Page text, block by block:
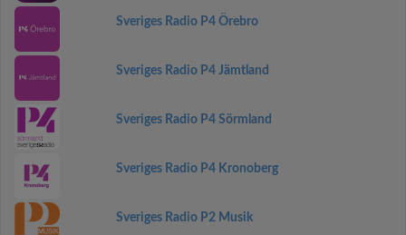
Sveriges Radio P4 Örebro
Sveriges Radio P4 Jämtland
Sveriges Radio P4 Sörmland
Sveriges Radio P4 Kronoberg
Sveriges Radio P2 Musik